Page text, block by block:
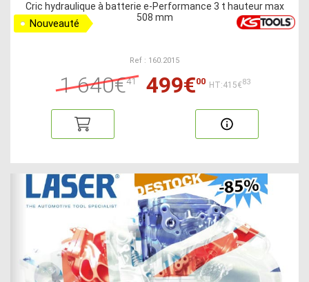
Cric hydraulique à batterie e-Performance 3 t hauteur max
508 mm
Nouveauté
Ref : 160.2015
1 640€41 499€00 HT:415€83